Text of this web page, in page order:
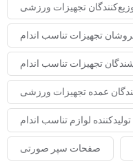
تجهیزات ورزشی
تجهیزات تناسب اندام
تجهیزات تناسب اندام
عمده تجهیزات ورزشی
تولیدکننده لوازم تناسب اندام
صفحات سپر صورتی